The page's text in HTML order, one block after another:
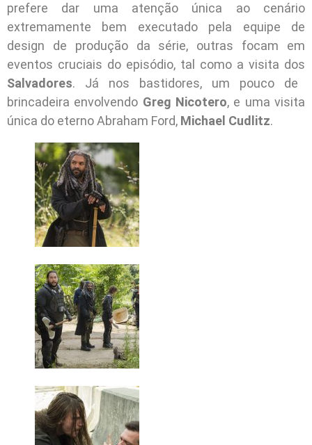
prefere dar uma atenção única ao cenário
extremamente bem executado pela equipe de
design de produção da série, outras focam em
eventos cruciais do episódio, tal como a visita dos
Salvadores. Já nos bastidores, um pouco de
brincadeira envolvendo Greg Nicotero, e uma visita
única do eterno Abraham Ford, Michael Cudlitz.